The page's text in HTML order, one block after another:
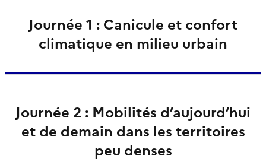
Journée 1 : Canicule et confort
climatique en milieu urbain
Journée 2 : Mobilités d’aujourd’hui
et de demain dans les territoires
peu denses